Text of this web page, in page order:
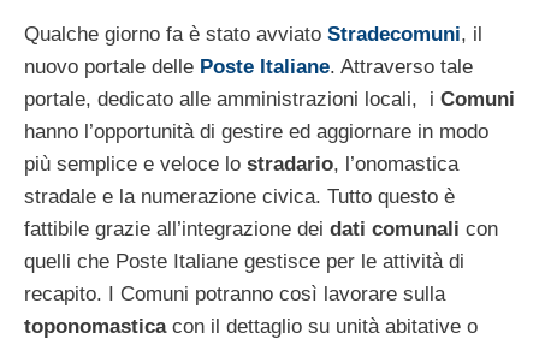
Qualche giorno fa è stato avviato Stradecomuni, il
nuovo portale delle Poste Italiane. Attraverso tale
portale, dedicato alle amministrazioni locali, i Comuni
hanno l’opportunità di gestire ed aggiornare in modo
più semplice e veloce lo stradario, l’onomastica
stradale e la numerazione civica. Tutto questo è
fattibile grazie all’integrazione dei dati comunali con
quelli che Poste Italiane gestisce per le attività di
recapito. I Comuni potranno così lavorare sulla
toponomasticacon il dettaglio su unità abitative o